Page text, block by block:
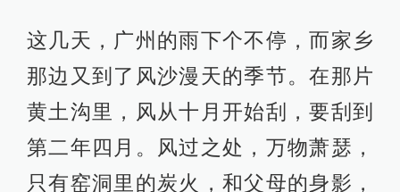
这几天，广州的雨下个不停，而家乡
那边又到了风沙漫天的季节。在那片
黄土沟里，风从十月开始刮，要刮到
第二年四月。风过之处，万物萧瑟，
只有窑洞里的炭火，和父母的身影，